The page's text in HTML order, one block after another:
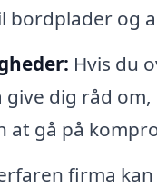
bordplader og
Hvis du
give dig råd
at gå på
firma